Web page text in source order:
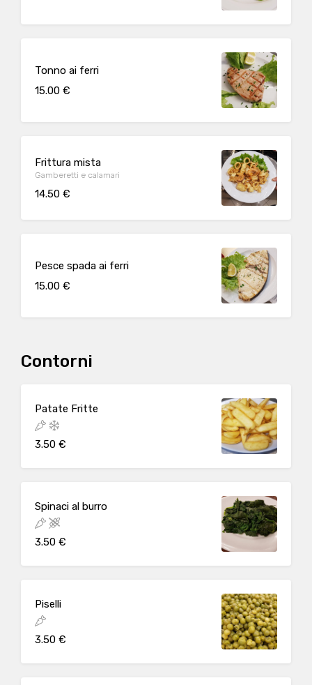
Tonno ai ferri
15.00 €
Frittura mista
Gamberetti e calamari
14.50 €
Pesce spada ai ferri
15.00 €
Contorni
Patate Fritte
3.50 €
Spinaci al burro
3.50 €
Piselli
3.50 €